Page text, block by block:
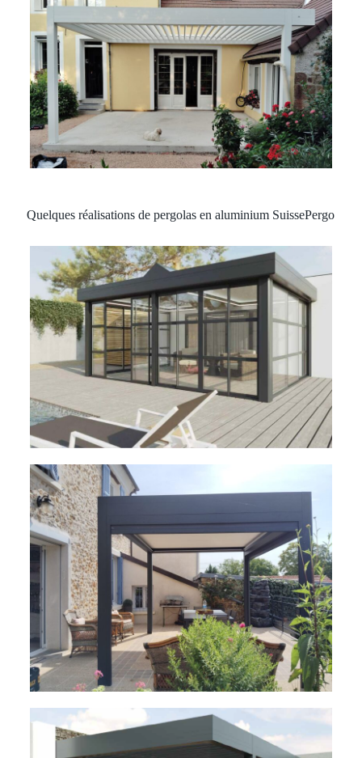
Quelques réalisations de pergolas en aluminium SuissePergo